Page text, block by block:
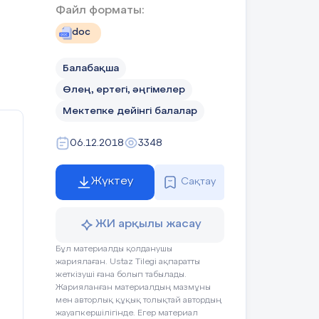
Файл форматы:
doc
Балабақша
Өлең, ертегі, әңгімелер
Мектепке дейінгі балалар
06.12.2018 3348
Жүктеу Сақтау
ЖИ арқылы жасау
Бұл материалды қолданушы
жариялаған. Ustaz Tilegi ақпаратты
жеткізуші ғана болып табылады.
Жарияланған материалдың мазмұны
мен авторлық құқық толықтай автордың
жауапкершілігінде. Егер материал